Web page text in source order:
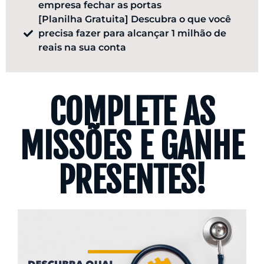
empresa fechar as portas
​[Planilha Gratuita] Descubra o que você
precisa fazer para alcançar 1 milhão de
reais na sua conta
COMPLETE AS
MISSÕES E GANHE
PRESENTES!